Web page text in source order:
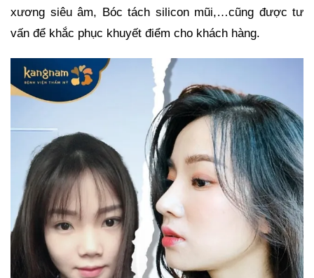
xương siêu âm, Bóc tách silicon mũi,…cũng được tư
vấn để khắc phục khuyết điểm cho khách hàng.